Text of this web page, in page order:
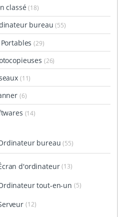
classé(18)
bureau(55)
Portables(29)
(26)
(11)
(6)
(14)
bureau(55)
d'ordinateur (13)
tout-en-un (5)
(12)